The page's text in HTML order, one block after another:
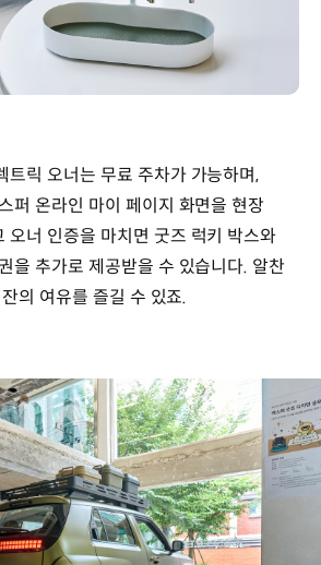
트릭 오너는 무료 주차가 가능하며,
퍼 온라인 마이 페이지 화면을 현장
오너 인증을 마치면 굿즈 럭키 박스와
을 추가로 제공받을 수 있습니다. 알찬
의 여유를 즐길 수 있죠.